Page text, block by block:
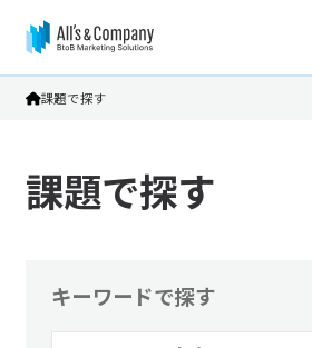
課題で探す
課題で探す
キーワードで探す